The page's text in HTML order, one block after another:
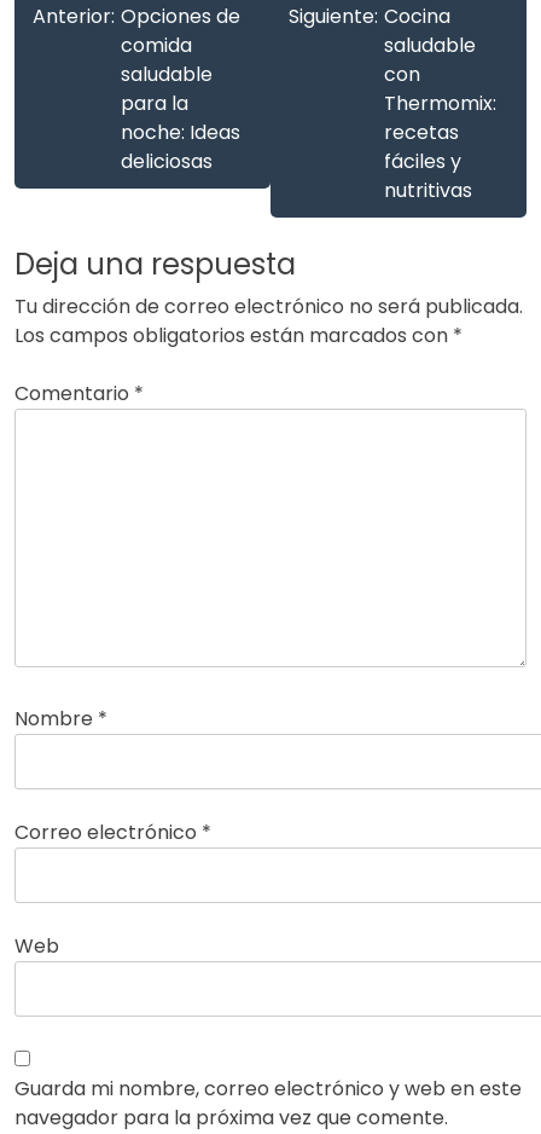
Anterior: Opciones de
comida
saludable
para la
noche: Ideas
deliciosas
Siguiente: Cocina
saludable
con
Thermomix:
recetas
fáciles y
nutritivas
Deja una respuesta
Tu dirección de correo electrónico no será publicada.
Los campos obligatorios están marcados con *
Comentario *
Nombre *
Correo electrónico *
Web
Guarda mi nombre, correo electrónico y web en este
navegador para la próxima vez que comente.